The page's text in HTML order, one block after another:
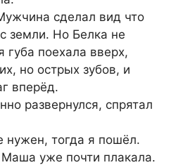
сделал вид что
земли. Но Белка не
губа поехала вверх,
но острых зубов, и
вперёд.
развернулся, спрятал
нужен, тогда я пошёл.
уже почти плакала.